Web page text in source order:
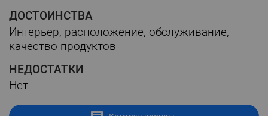
ДОСТОИНСТВА
Интерьер, расположение, обслуживание,
качество продуктов
НЕДОСТАТКИ
Нет